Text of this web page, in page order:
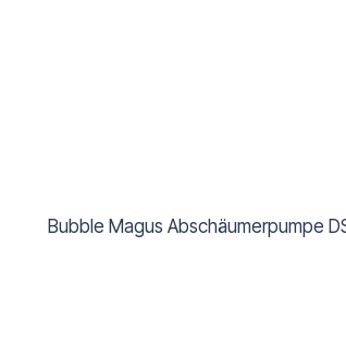
Bubble Magus Abschäumerpumpe